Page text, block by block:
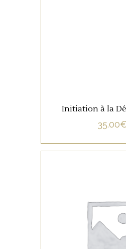
Initiation à la
35.00
NON
LIRE LA